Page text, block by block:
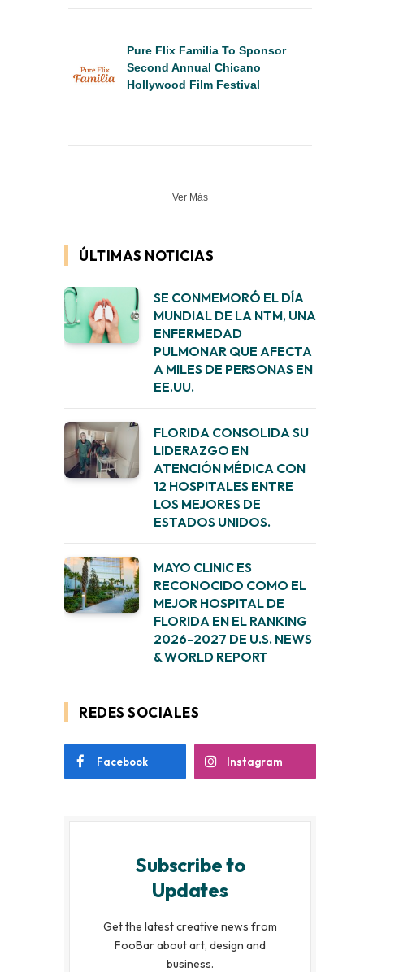
Pure Flix Familia To Sponsor
Second Annual Chicano
Hollywood Film Festival
Ver Más
ÚLTIMAS NOTICIAS
SE CONMEMORÓ EL DÍA
MUNDIAL DE LA NTM, UNA
ENFERMEDAD
PULMONAR QUE AFECTA
A MILES DE PERSONAS EN
EE.UU.
FLORIDA CONSOLIDA SU
LIDERAZGO EN
ATENCIÓN MÉDICA CON
12 HOSPITALES ENTRE
LOS MEJORES DE
ESTADOS UNIDOS.
MAYO CLINIC ES
RECONOCIDO COMO EL
MEJOR HOSPITAL DE
FLORIDA EN EL RANKING
2026-2027 DE U.S. NEWS
& WORLD REPORT
REDES SOCIALES
Facebook Instagram
Subscribe to
Updates
Get the latest creative news from
FooBar about art, design and
business.